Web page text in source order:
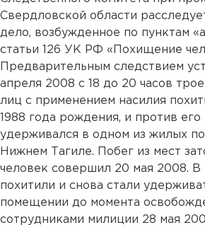
Свердловской области
дело, возбужденное по пунктам
статьи 126 УК РФ «Похищение
Предварительным следствием
апреля 2008 с 18 до 20 часов
лиц с применением насилия
1988 года рождения, и против
удерживался в одном из жилых
Нижнем Тагиле. Побег из мест
человек совершил 20 мая 2008. В
похитили и снова стали
помещении до момента
сотрудниками милиции 28 мая